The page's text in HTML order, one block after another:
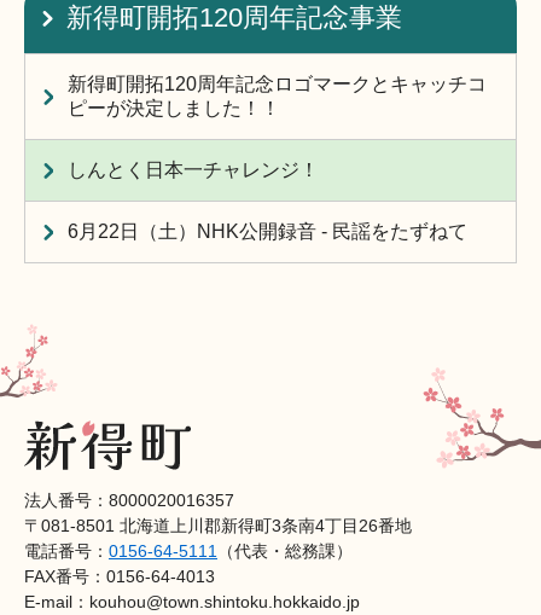
新得町開拓120周年記念事業
新得町開拓120周年記念ロゴマークとキャッチコ
ピーが決定しました！！
しんとく日本一チャレンジ！
6月22日（土）NHK公開録音 - 民謡をたずねて
法人番号：8000020016357
〒081-8501 北海道上川郡新得町3条南4丁目26番地
電話番号： 0156-64-5111
（代表・総務課）
FAX番号：0156-64-4013
E-mail：kouhou@town.shintoku.hokkaido.jp